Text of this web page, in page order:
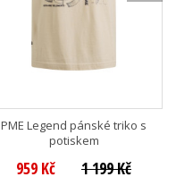
PME Legend pánské triko s
potiskem
959 Kč 1 199 Kč